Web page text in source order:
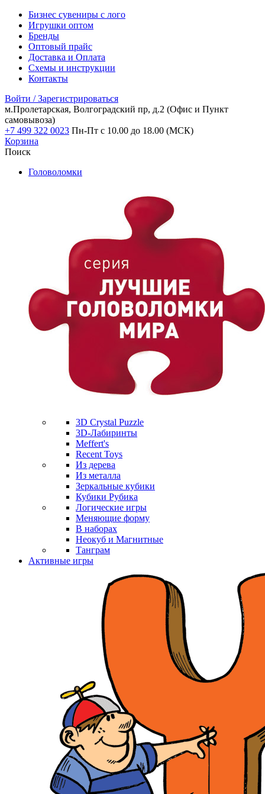
Бизнес сувениры с лого
Игрушки оптом
Бренды
Оптовый прайс
Доставка и Оплата
Схемы и инструкции
Контакты
Войти / Зарегистрироваться
м.Пролетарская, Волгоградский пр, д.2 (Офис и Пункт
самовывоза)
+7 499 322 0023 Пн-Пт с 10.00 до 18.00 (МСК)
Корзина
Поиск
Головоломки
3D Crystal Puzzle
3D-Лабиринты
Meffert's
Recent Toys
Из дерева
Из металла
Зеркальные кубики
Кубики Рубика
Логические игры
Меняющие форму
В наборах
Неокуб и Магнитные
Танграм
Активные игры